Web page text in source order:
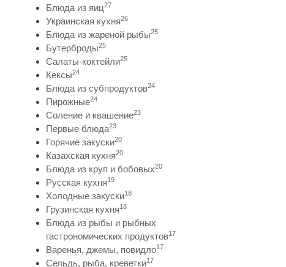
Блюда из яиц27
Украинская кухня26
Блюда из жареной рыбы25
Бутерброды25
Салаты-коктейли25
Кексы24
Блюда из субпродуктов24
Пирожные24
Соление и квашение23
Первые блюда23
Горячие закуски20
Казахская кухня20
Блюда из круп и бобовых20
Русская кухня19
Холодные закуски18
Грузинская кухня18
Блюда из рыбы и рыбных
гастрономических продуктов17
Варенья, джемы, повидло17
Сельдь, рыба, креветки17